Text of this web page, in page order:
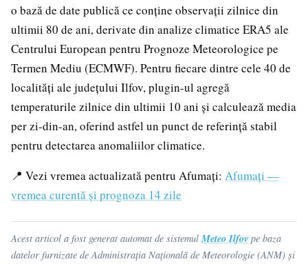
o bază de date publică ce conține observații zilnice din
ultimii 80 de ani, derivate din analize climatice ERA5 ale
Centrului European pentru Prognoze Meteorologice pe
Termen Mediu (ECMWF). Pentru fiecare dintre cele 40 de
localități ale județului Ilfov, plugin-ul agregă
temperaturile zilnice din ultimii 10 ani și calculează media
per zi-din-an, oferind astfel un punct de referință stabil
pentru detectarea anomaliilor climatice.
📍 Vezi vremea actualizată pentru Afumați: Afumați —
vremea curentă și prognoza 14 zile
Acest articol a fost generat automat de sistemulMeteo Ilfov pe baza
datelor furnizate de Administrația Națională de Meteorologie (ANM) și